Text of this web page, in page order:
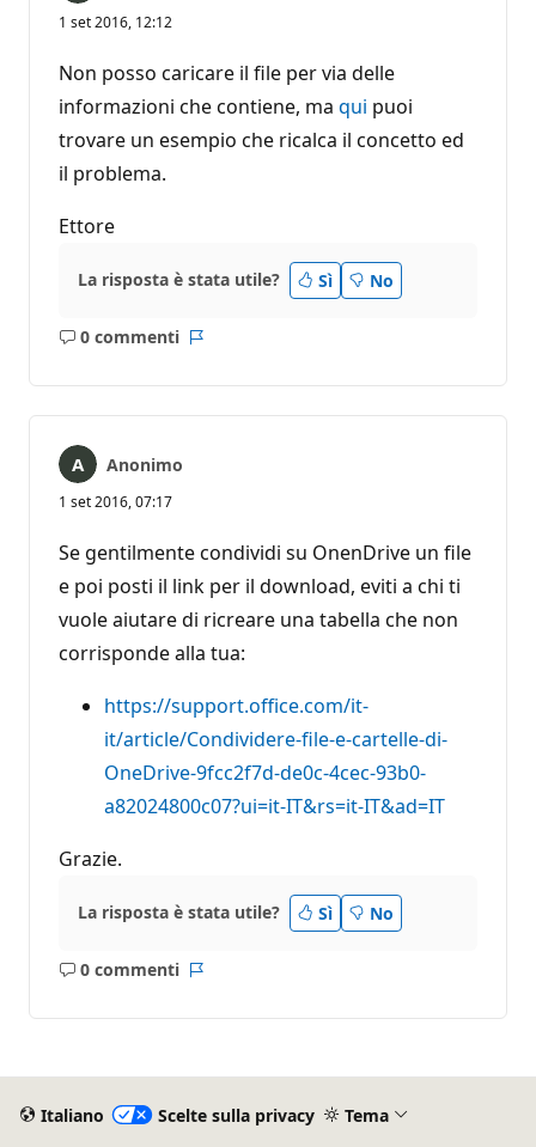
1 set 2016, 12:12
Non posso caricare il file per via delle
informazioni che contiene, ma qui puoi
trovare un esempio che ricalca il concetto ed
il problema.
Ettore
La risposta è stata utile? Sì No
0 commenti
Nessun
Anonimo
1 set 2016, 07:17
Se gentilmente condividi su OnenDrive un file
e poi posti il link per il download, eviti a chi ti
vuole aiutare di ricreare una tabella che non
corrisponde alla tua:
https://support.office.com/it-
it/article/Condividere-file-e-cartelle-di-
OneDrive-9fcc2f7d-de0c-4cec-93b0-
a82024800c07?ui=it-IT&rs=it-IT&ad=IT
Grazie.
La risposta è stata utile? Sì No
0 commenti
Nessun
Italiano Scelte sulla privacy Tema